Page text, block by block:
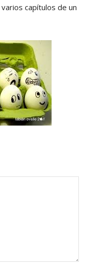
capítulos de un